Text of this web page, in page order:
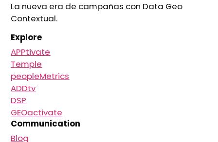
La nueva era de campañas con Data Geo
Contextual.
Explore
APPtivate
Temple
peopleMetrics
ADDtv
DSP
GEOactivate
Communication
Blog